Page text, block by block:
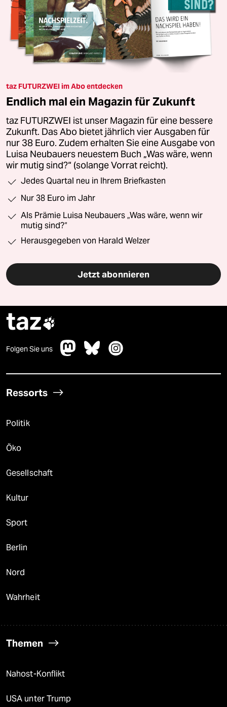
taz FUTURZWEI im Abo entdecken
Endlich mal ein Magazin für Zukunft
taz FUTURZWEI ist unser Magazin für eine bessere
Zukunft. Das Abo bietet jährlich vier Ausgaben für
nur 38 Euro. Zudem erhalten Sie eine Ausgabe von
Luisa Neubauers neuestem Buch „Was wäre, wenn
wir mutig sind?“ (solange Vorrat reicht).
Jedes Quartal neu in Ihrem Briefkasten
Nur 38 Euro im Jahr
Als Prämie Luisa Neubauers „Was wäre, wenn wir
mutig sind?“
Herausgegeben von Harald Welzer
Jetzt abonnieren
taz
Folgen Sie uns
Ressorts
Politik
Öko
Gesellschaft
Kultur
Sport
Berlin
Nord
Wahrheit
Themen
Nahost-Konflikt
USA unter Trump